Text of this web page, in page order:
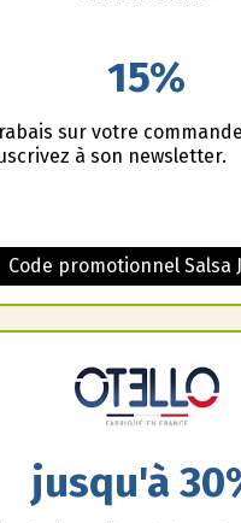
15%
sur votre
à son newsletter.
Code promotionnel Salsa
jusqu'à